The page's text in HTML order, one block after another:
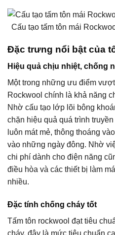
Cấu tạo tấm tôn mái
Đặc trưng nổi bật của
Hiệu quả chịu nhiệt, chống
Một trong những ưu điểm
Rockwool chính là khả năng
Nhờ cấu tạo lớp lõi bông
chặn hiệu quả quá trình
luôn mát mẻ, thông thoáng
vào những ngày đông. Nhờ
chi phí dành cho điện năng
điều hòa và các thiết bị làm
nhiều.
Đặc tính chống cháy tốt
Tấm tôn rockwool đạt tiêu